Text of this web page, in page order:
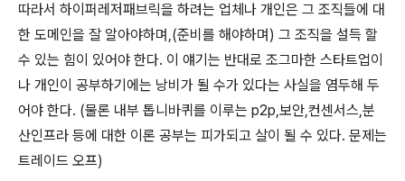
따라서 하이퍼레저패브릭을 하려는 업체나 개인은 그 조직들에 대
한 도메인을 잘 알아야하며,(준비를 해야하며) 그 조직을 설득 할
수 있는 힘이 있어야 한다. 이 얘기는 반대로 조그마한 스타트업이
나 개인이 공부하기에는 낭비가 될 수가 있다는 사실을 염두해 두
어야 한다. (물론 내부 톱니바퀴를 이루는 p2p,보안,컨센서스,분
산인프라 등에 대한 이론 공부는 피가되고 살이 될 수 있다. 문제는
트레이드 오프)